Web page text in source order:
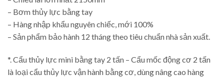
– Bơm thủy lực bằng tay
– Hàng nhập khẩu nguyên chiếc, mới 100%
– Sản phẩm bảo hành 12 tháng theo tiêu chuẩn nhà sản xuất.
*. Cẩu thủy lực mini bằng tay 2 tấn – Cẩu mốc động cơ 2 tấn
là loại cẩu thủy lực vận hành bằng cơ, dùng nâng cao hàng